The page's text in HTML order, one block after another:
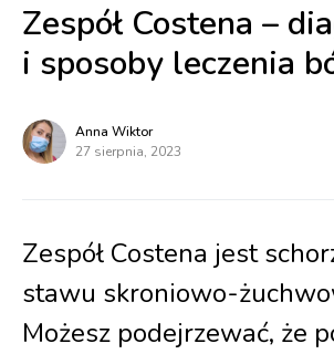
Zespół Costena –
i sposoby leczenia
Anna Wiktor
27 sierpnia, 2023
Zespół Costena jest
stawu skroniowo-
Możesz podejrzewać, że